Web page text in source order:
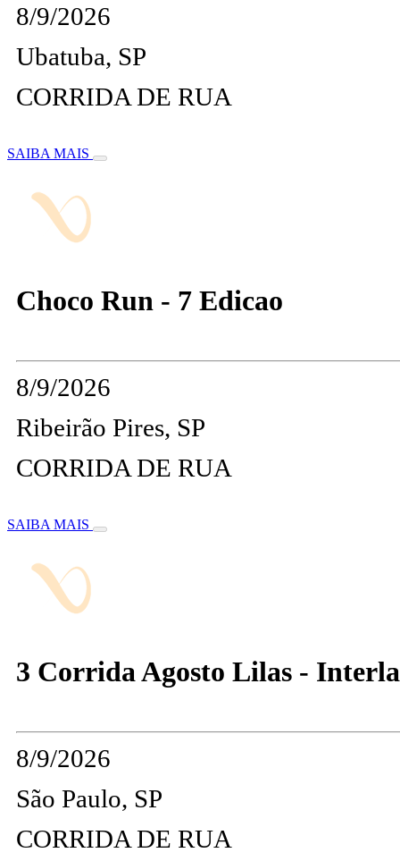
8/9/2026
Ubatuba, SP
CORRIDA DE RUA
SAIBA MAIS
Choco Run - 7 Edicao
8/9/2026
Ribeirão Pires, SP
CORRIDA DE RUA
SAIBA MAIS
3 Corrida Agosto Lilas -
8/9/2026
São Paulo, SP
CORRIDA DE RUA